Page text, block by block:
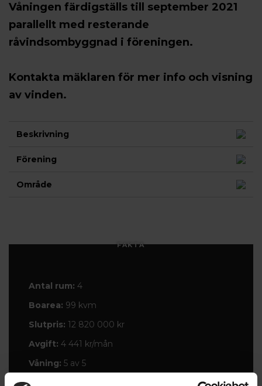
Våningen färdigställs till september 2021
parallellt med resterande
råvindsombyggnad i föreningen.
Kontakta mäklaren för mer info och visning
av vinden.
Beskrivning
Förening
Område
FAKTA
Antal rum: 4
Boarea: 99 kvm
Slutpris: 12 820 000 kr
Avgift: 4 441 kr/mån
Våning: 5 av 5
Balkong: